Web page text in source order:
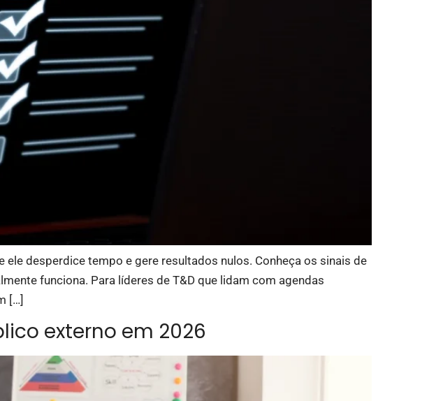
desperdice tempo e gere resultados nulos. Conheça os sinais de
funciona. Para líderes de T&D que lidam com agendas
[…]
externo em 2026